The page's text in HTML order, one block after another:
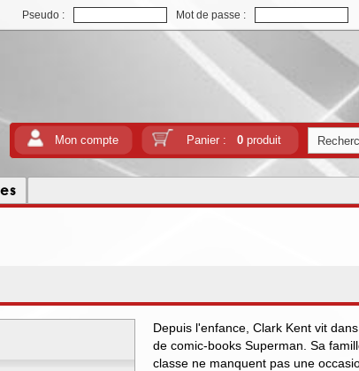
Pseudo : Mot de passe :
Mon compte Panier : 0produit
Depuis l'enfance, Clark Kent vit
de comic-books Superman. Sa
classe ne manquent pas une